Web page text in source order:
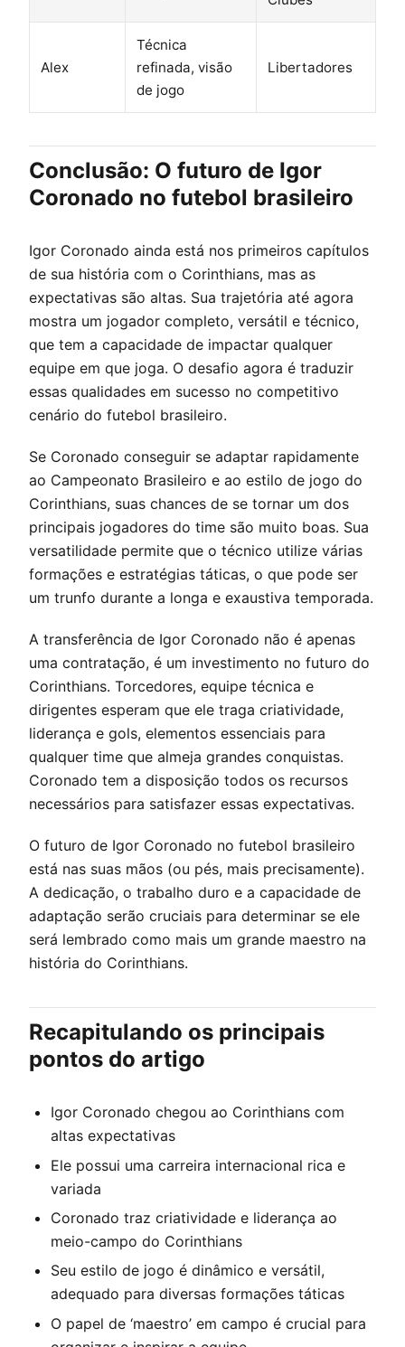
Alex
Técnica
refinada, visão
de jogo
Libertadores
Conclusão: O futuro de Igor
Coronado no futebol brasileiro
Igor Coronado ainda está nos primeiros capítulos
de sua história com o Corinthians, mas as
expectativas são altas. Sua trajetória até agora
mostra um jogador completo, versátil e técnico,
que tem a capacidade de impactar qualquer
equipe em que joga. O desafio agora é traduzir
essas qualidades em sucesso no competitivo
cenário do futebol brasileiro.
Se Coronado conseguir se adaptar rapidamente
ao Campeonato Brasileiro e ao estilo de jogo do
Corinthians, suas chances de se tornar um dos
principais jogadores do time são muito boas. Sua
versatilidade permite que o técnico utilize várias
formações e estratégias táticas, o que pode ser
um trunfo durante a longa e exaustiva temporada.
A transferência de Igor Coronado não é apenas
uma contratação, é um investimento no futuro do
Corinthians. Torcedores, equipe técnica e
dirigentes esperam que ele traga criatividade,
liderança e gols, elementos essenciais para
qualquer time que almeja grandes conquistas.
Coronado tem a disposição todos os recursos
necessários para satisfazer essas expectativas.
O futuro de Igor Coronado no futebol brasileiro
está nas suas mãos (ou pés, mais precisamente).
A dedicação, o trabalho duro e a capacidade de
adaptação serão cruciais para determinar se ele
será lembrado como mais um grande maestro na
história do Corinthians.
Recapitulando os principais
pontos do artigo
Igor Coronado chegou ao Corinthians com
altas expectativas
Ele possui uma carreira internacional rica e
variada
Coronado traz criatividade e liderança ao
meio-campo do Corinthians
Seu estilo de jogo é dinâmico e versátil,
adequado para diversas formações táticas
O papel de ‘maestro’ em campo é crucial para